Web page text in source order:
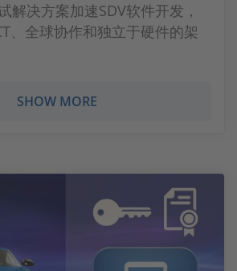
解决方案加速SDV软件开发，
、全球协作和独立于硬件的架
SHOW MORE